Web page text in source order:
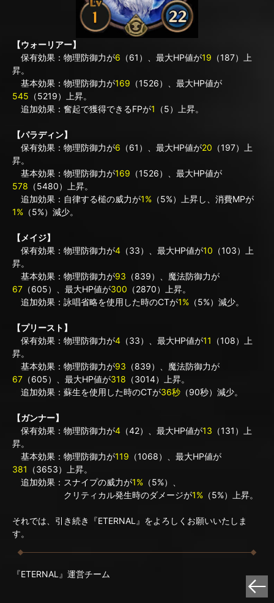
【ウォーリアー】
保有効果：物理防御力が6 （61）、最大HP値が19 （187）上
昇。
基本効果：物理防御力が169 （1526）、最大HP値が
545 （5219）上昇。
追加効果：奮起で獲得できるFPが1 （5）上昇。
【パラディン】
保有効果：物理防御力が6 （61）、最大HP値が20 （197）上
昇。
基本効果：物理防御力が169 （1526）、最大HP値が
578 （5480）上昇。
追加効果：自律する槌の威力が1% （5%）上昇し、消費MPが
1% （5%）減少。
【メイジ】
保有効果：物理防御力が4 （33）、最大HP値が10 （103）上
昇。
基本効果：物理防御力が93 （839）、魔法防御力が
67 （605）、最大HP値が300 （2870）上昇。
追加効果：詠唱省略を使用した時のCTが1% （5%）減少。
【プリースト】
保有効果：物理防御力が4 （33）、最大HP値が11
（108）上
昇。
基本効果：物理防御力が93 （839）、魔法防御力が
67 （605）、最大HP値が318 （3014）上昇。
追加効果：蘇生を使用した時のCTが36秒 （90秒）減少。
【ガンナー】
保有効果：物理防御力が4 （42）、最大HP値が13 （131）上
昇。
基本効果：物理防御力が119 （1068）、最大HP値が
381
（3653）上昇。
追加効果：スナイプの威力が1% （5%）、
クリティカル発生時のダメージが1% （5%）上昇。
それでは、引き続き『ETERNAL』をよろしくお願いいたしま
す。
『ETERNAL』運営チーム